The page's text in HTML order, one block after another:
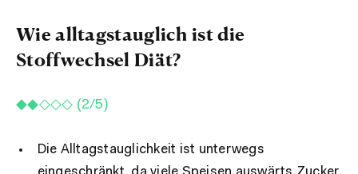
Wie alltagstauglich ist die
Stoffwechsel Diät?
◆◆◇◇◇ (2/5)
Die Alltagstauglichkeit ist unterwegs